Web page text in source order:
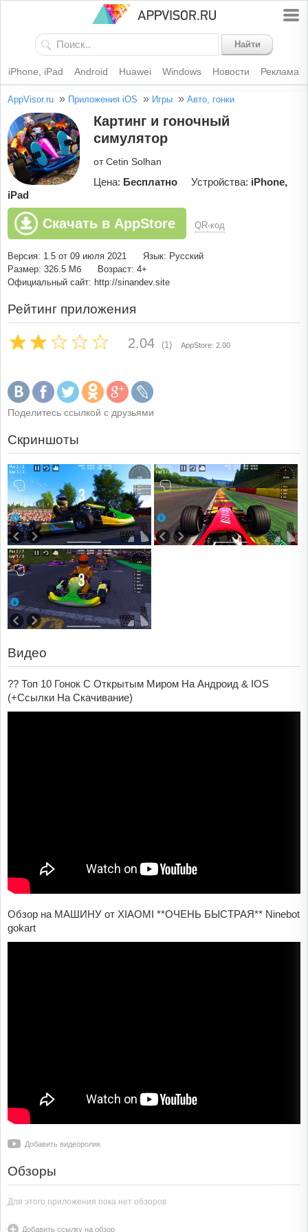
Найти
iPhone, iPad Android Huawei Windows Новости Реклама
AppVisor.ru » Приложения iOS » Игры » Авто, гонки
Картинг и гоночный
симулятор
от Cetin Solhan
Цена: Бесплатно Устройства: iPhone,
iPad
Скачать в AppStore QR-код
Версия: 1.5 от 09 июля 2021
Язык: Русский
Размер: 326.5 Мб
Возраст: 4+
Официальный сайт: http://sinandev.site
Рейтинг приложения
2.04 (1) AppStore: 2.00
Поделитесь ссылкой с друзьями
Скриншоты
Видео
?? Топ 10 Гонок С Открытым Миром На Андроид & IOS
(+Ссылки На Скачивание)
Обзор на МАШИНУ от XIAOMI **ОЧЕНЬ БЫСТРАЯ** Ninebot
gokart
Добавить видеоролик
Обзоры
Для этого приложения пока нет обзоров
Добавить ссылку на обзор